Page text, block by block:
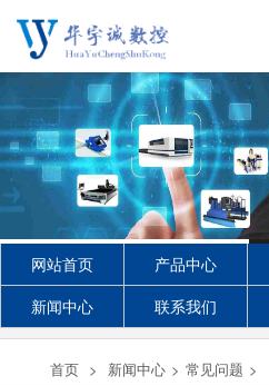
网站首页 产品中心
新闻中心
联系我们
首页 > 新闻中心 > 常见问题 >